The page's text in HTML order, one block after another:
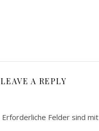
LEAVE A REPLY
Erforderliche Felder sind mit